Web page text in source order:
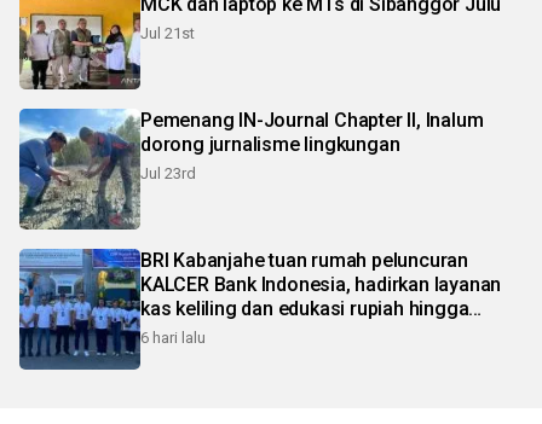
Jul 21st
Pemenang IN-Journal Chapter II, Inalum
dorong jurnalisme lingkungan
Jul 23rd
BRI Kabanjahe tuan rumah peluncuran
KALCER Bank Indonesia, hadirkan layanan
kas keliling dan edukasi rupiah hingga
pelosok Karo
6 hari lalu